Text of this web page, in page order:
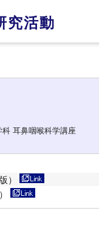
究活動
耳鼻咽喉科学講座
）